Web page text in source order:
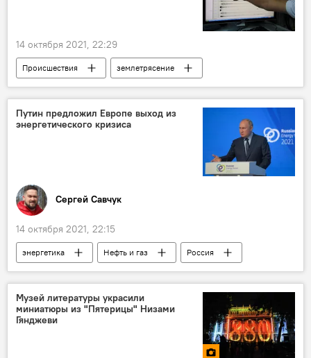
14 октября 2021, 22:29
Происшествия
землетрясение
Азербайджан
Путин предложил Европе выход из
энергетического кризиса
Сергей Савчук
14 октября 2021, 22:15
энергетика Нефть и газ
Россия
Владимир Путин
Колумнисты
Экономика
Музей литературы украсили
миниатюры из "Пятерицы" Низами
Гянджеви